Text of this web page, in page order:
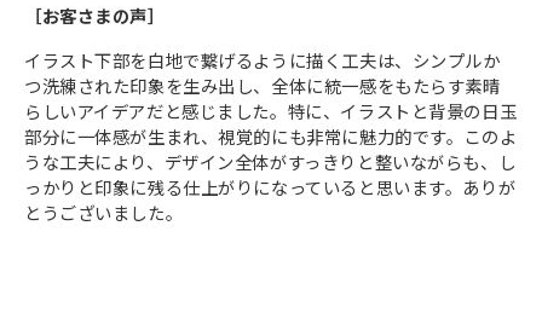
［お客さまの声］
イラスト下部を白地で繋げるように描く工夫は、シンプルか
つ洗練された印象を生み出し、全体に統一感をもたらす素晴
らしいアイデアだと感じました。特に、イラストと背景の日玉
部分に一体感が生まれ、視覚的にも非常に魅力的です。このよ
うな工夫により、デザイン全体がすっきりと整いながらも、し
っかりと印象に残る仕上がりになっていると思います。ありが
とうございました。